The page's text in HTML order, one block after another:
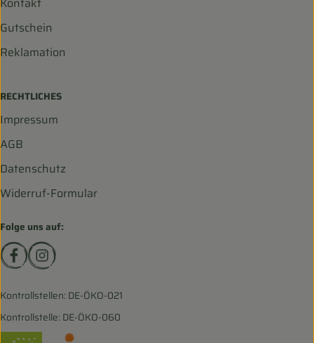
Gutschein
Reklamation
RECHTLICHES
Impressum
AGB
Datenschutz
Widerruf-Formular
Folge uns auf:
Externer Link zu https://www.facebook.com/
Externer Link zu https://www.instagram.com/
Kontrollstellen: DE-ÖKO-021
Kontrollstelle: DE-ÖKO-060